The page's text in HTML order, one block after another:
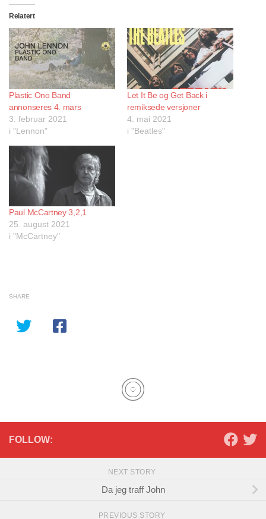
Relatert
Plastic Ono Band
annonseres 4. mars
3. februar 2021
i "Lennon"
Let It Be og Get Back i
remiksede versjoner
4. mai 2021
i "Beatles"
Paul McCartney 3,2,1
25. august 2021
i "McCartney"
SHARE
FOLLOW:
NEXT STORY
Da jeg traff John
PREVIOUS STORY